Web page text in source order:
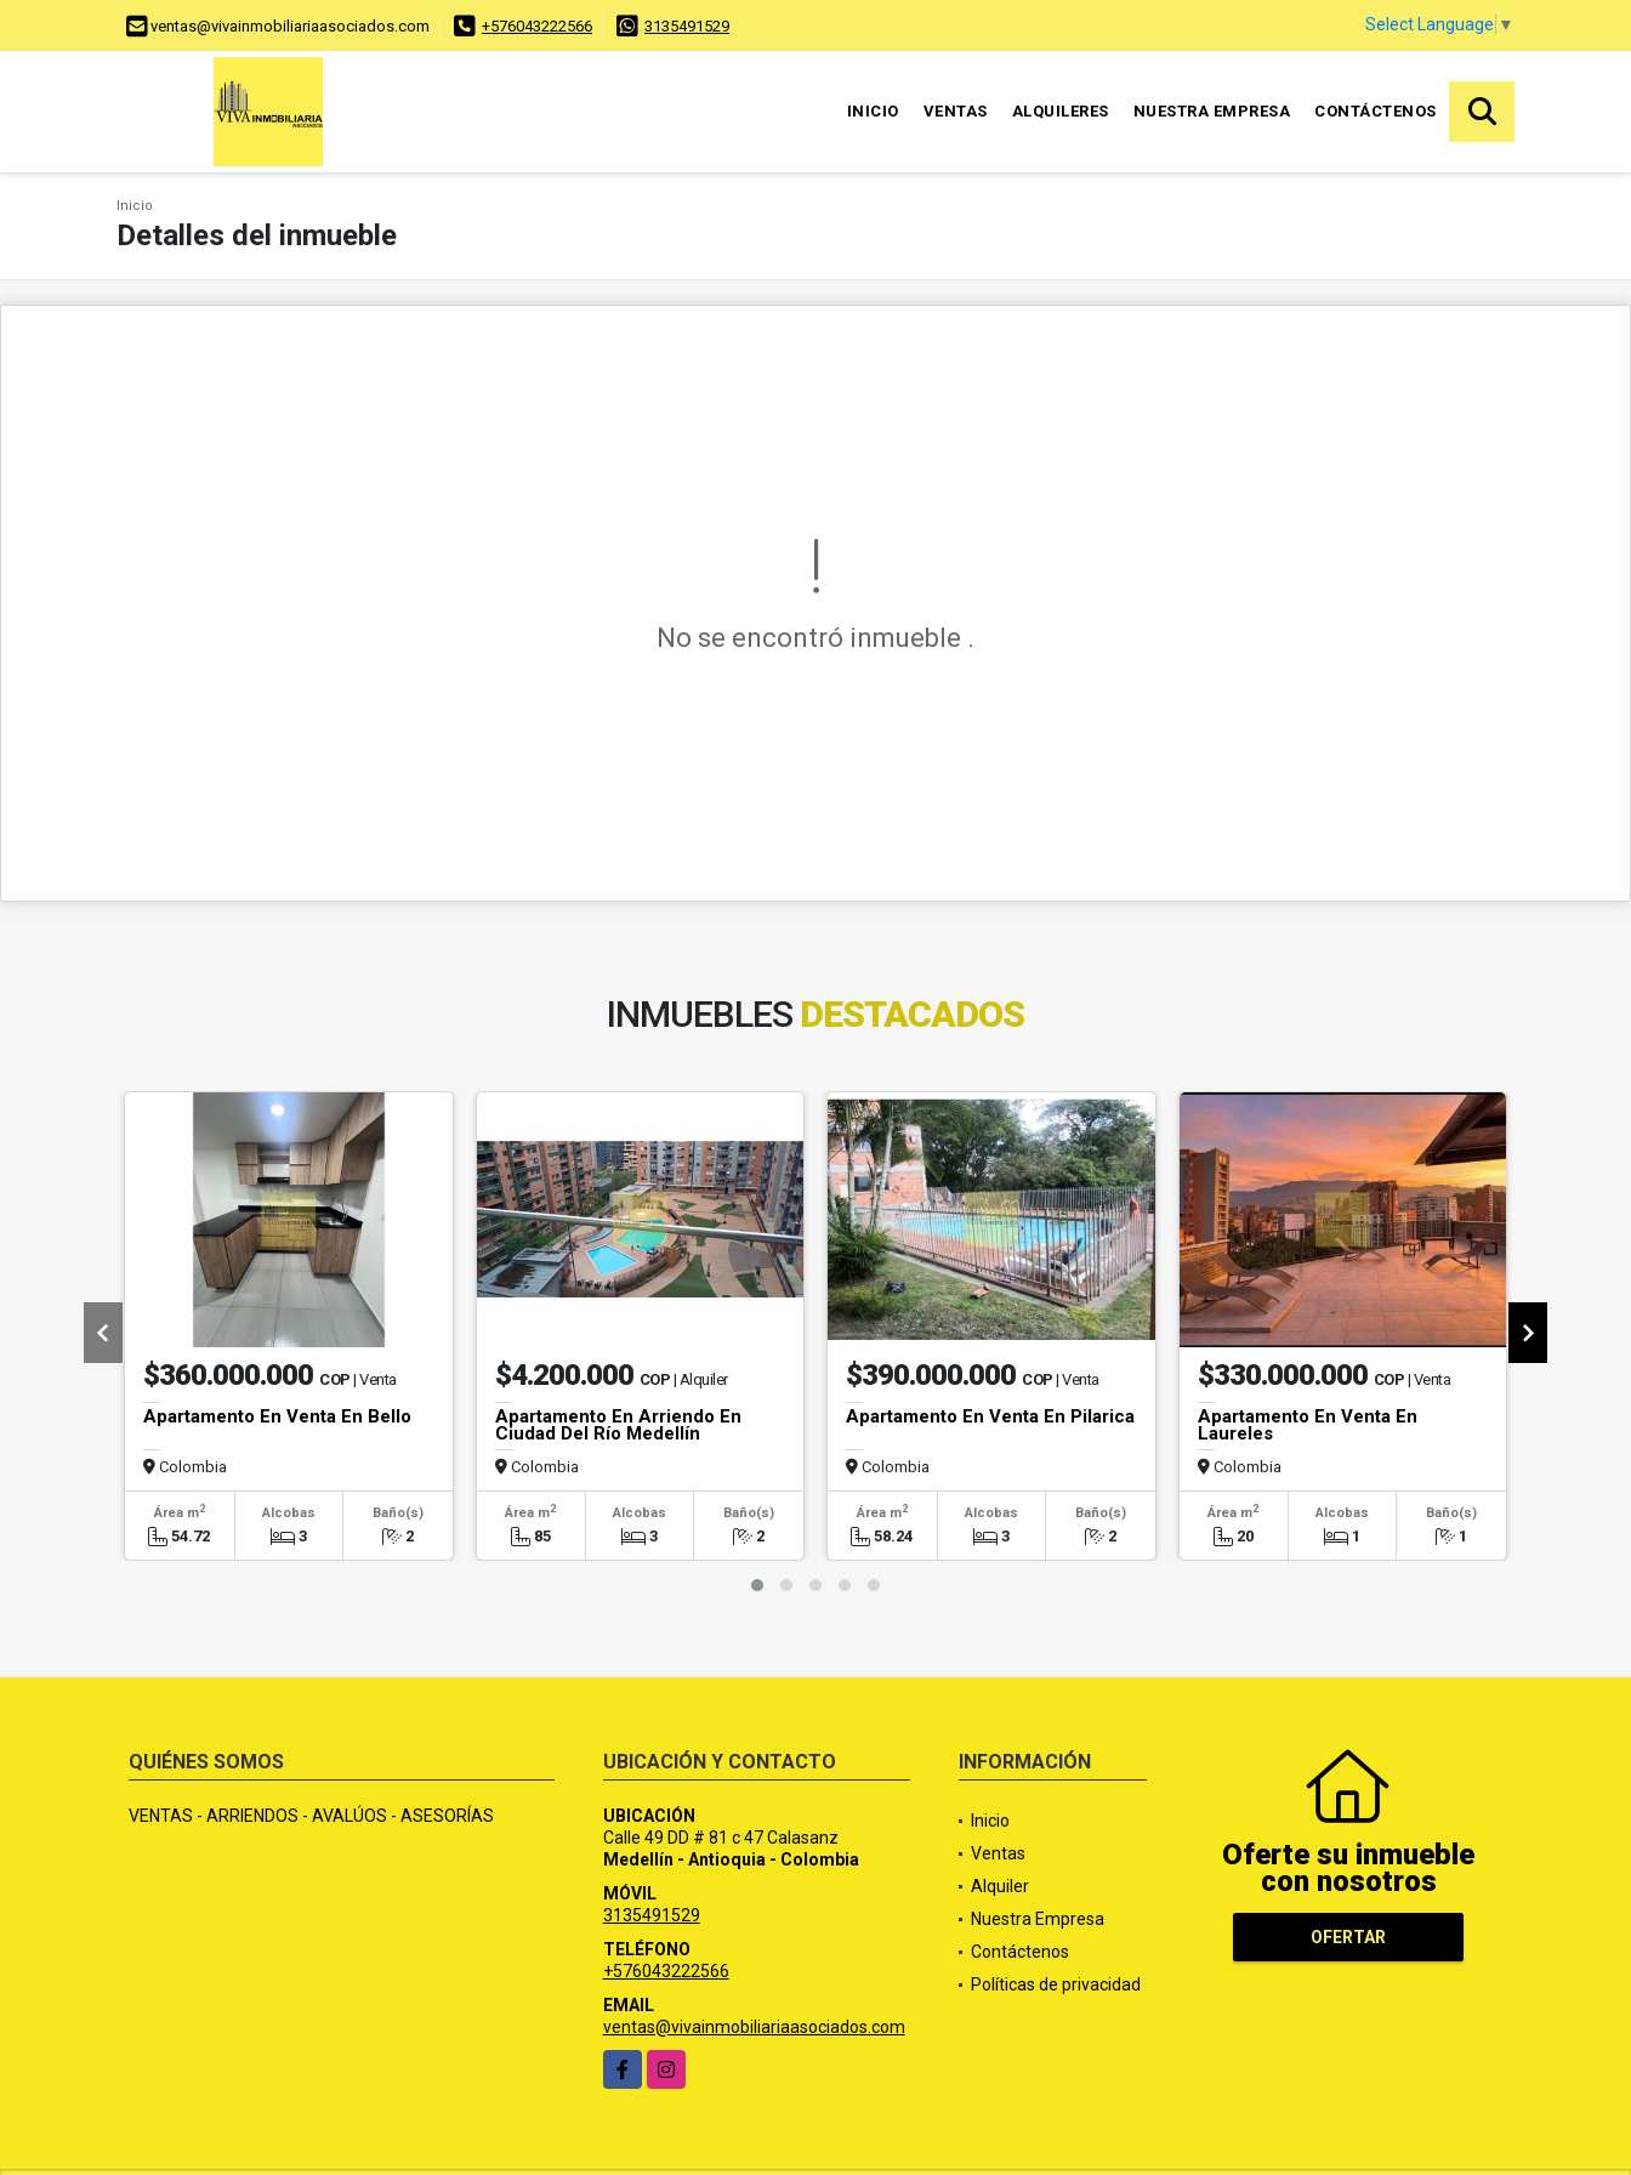
ventas@vivainmobiliariaasociados.com +576043222566 3135491529 Select Language ▼
INICIO VENTAS ALQUILERES NUESTRA EMPRESA CONTÁCTENOS
Inicio
Detalles del inmueble
No se encontró inmueble .
INMUEBLES DESTACADOS
$360.000.000 COP | Venta
Apartamento En Venta En Bello
Colombia
Área m2
54.72
Alcobas
3
Baño(s)
2
$4.200.000 COP | Alquiler
Apartamento En Arriendo En
Ciudad Del Río Medellín
Colombia
Área m2
85
Alcobas
3
Baño(s)
2
$390.000.000 COP | Venta
Apartamento En Venta En Pilarica
Colombia
Área m2
58.24
Alcobas
3
Baño(s)
2
$330.000.000 COP | Venta
Apartamento En Venta En
Laureles
Colombia
Área m2
20
Alcobas
1
Baño(s)
1
QUIÉNES SOMOS
VENTAS - ARRIENDOS - AVALÚOS - ASESORÍAS
UBICACIÓN Y CONTACTO
UBICACIÓN
Calle 49 DD # 81 c 47 Calasanz
Medellín - Antioquia - Colombia
MÓVIL
3135491529
TELÉFONO
+576043222566
EMAIL
ventas@vivainmobiliariaasociados.com
FacebookInstagram
INFORMACIÓN
Inicio
Ventas
Alquiler
Nuestra Empresa
Contáctenos
Políticas de privacidad
Oferte su inmueble
con nosotros
OFERTAR